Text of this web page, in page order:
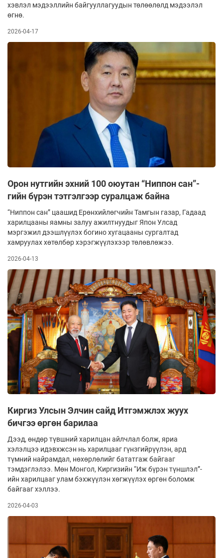
хэвлэл мэдээллийн байгууллагуудын төлөөлөлд мэдээлэл
өгнө.
2026-04-17
Орон нутгийн эхний 100 оюутан “Ниппон сан”-
гийн бүрэн тэтгэлгээр суралцаж байна
“Ниппон сан” цаашид Ерөнхийлөгчийн Тамгын газар, Гадаад
харилцааны яамны залуу ажилтнуудыг Япон Улсад
мэргэжил дээшлүүлэх богино хугацааны сургалтад
хамруулах хөтөлбөр хэрэгжүүлэхээр төлөвлөжээ.
2026-04-13
Киргиз Улсын Элчин сайд Итгэмжлэх жуух
бичгээ өргөн барилаа
Дээд, өндөр түвшний харилцан айлчлал болж, яриа
хэлэлцээ идэвхжсэн нь харилцааг гүнзгийрүүлэн, ард
түмний найрамдал, нөхөрлөлийг бататгаж байгааг
тэмдэглэлээ. Мөн Монгол, Киргизийн “Иж бүрэн түншлэл”-
ийн харилцааг улам бэхжүүлэн хөгжүүлэх өргөн боломж
байгааг хэллээ.
2026-04-03